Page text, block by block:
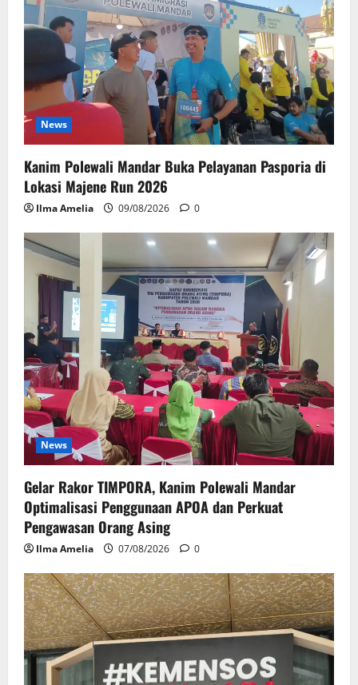
News
Kanim Polewali Mandar Buka Pelayanan Pasporia di
Lokasi Majene Run 2026
Ilma Amelia 09/08/2026 0
News
Gelar Rakor TIMPORA, Kanim Polewali Mandar
Optimalisasi Penggunaan APOA dan Perkuat
Pengawasan Orang Asing
Ilma Amelia 07/08/2026 0